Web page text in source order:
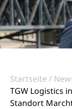
Startseite
TGW Logistics
Standort